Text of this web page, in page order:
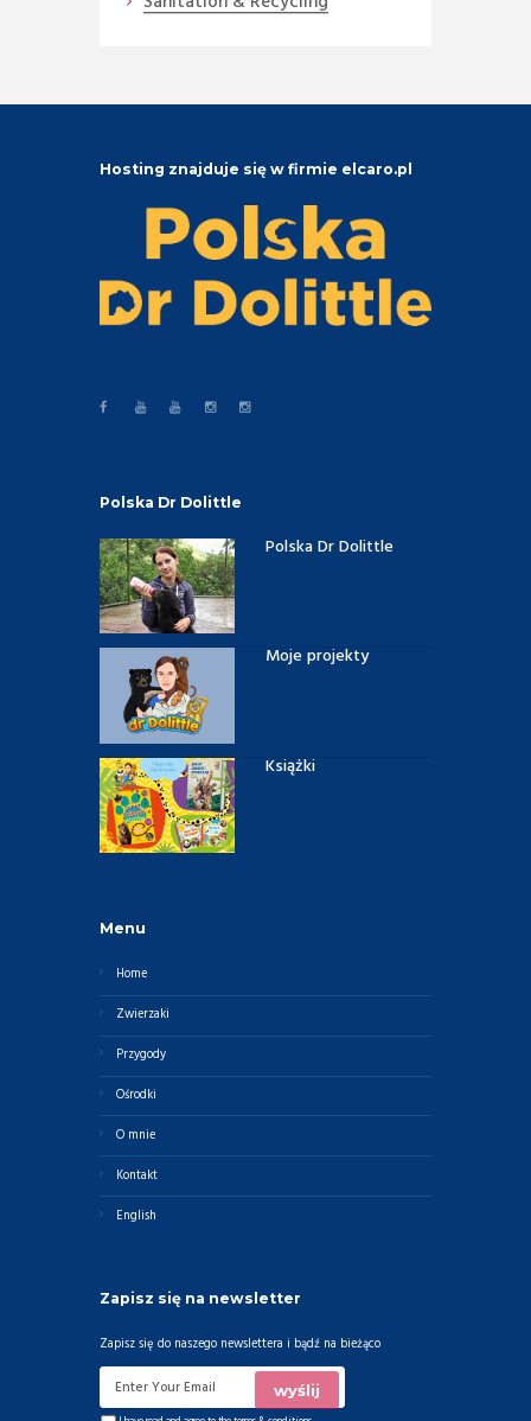
Hosting znajduje się w firmie elcaro.pl
Polska Dr Dolittle
Polska Dr Dolittle
Moje projekty
Książki
Menu
Home
Zwierzaki
Przygody
Ośrodki
O mnie
Kontakt
English
Zapisz się na newsletter
Zapisz się do naszego newslettera i bądź na bieżąco